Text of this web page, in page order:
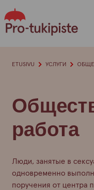
содержанию
работа
Люди, занятые в
одновременно
поручения от центра
ETUSIVU УСЛУГИ